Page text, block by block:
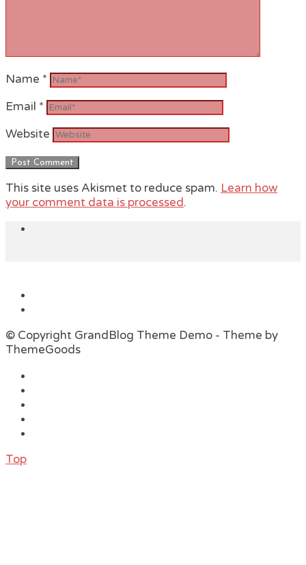
Name *
Email *
Website
This site uses Akismet to reduce spam. Learn how
your comment data is processed.
© Copyright GrandBlog Theme Demo - Theme by
ThemeGoods
Top